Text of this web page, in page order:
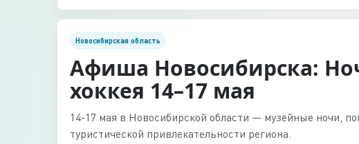
Новосибирская область
Афиша Новосибирска:
хоккея 14–17 мая
14-17 мая в Новосибирской области — музейные ночи,
туристической привлекательности региона.